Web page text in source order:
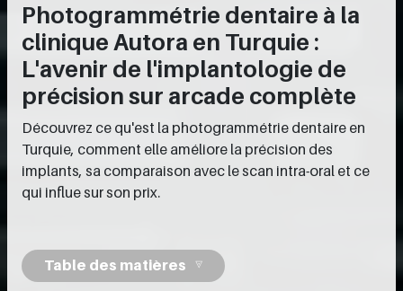
Photogrammétrie dentaire à la
clinique Autora en Turquie :
L'avenir de l'implantologie de
précision sur arcade complète
Découvrez ce qu'est la photogrammétrie dentaire en
Turquie, comment elle améliore la précision des
implants, sa comparaison avec le scan intra-oral et ce
qui influe sur son prix.
Table des matières